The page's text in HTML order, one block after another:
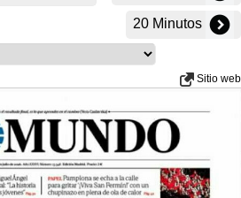
20 Minutos
Sitio web